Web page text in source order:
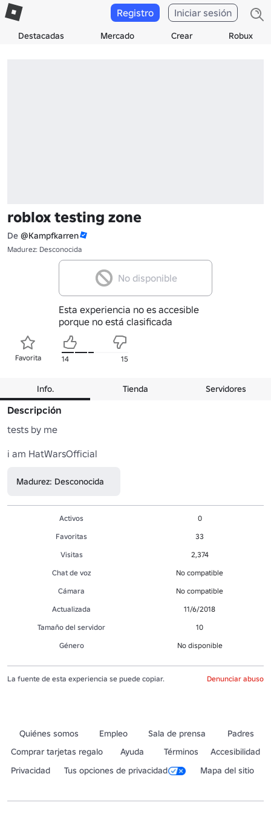
Destacadas Mercado Crear Robux
Registro Iniciar sesión
roblox testing zone
De @Kampfkarren
Madurez: Desconocida
No disponible
Esta experiencia no es accesible
porque no está clasificada
Favorita 14 15
Info. Tienda Servidores
Descripción
tests by me
i am HatWarsOfficial
Madurez: Desconocida
Activos
0
Favoritas
33
Visitas
2,374
Chat de voz
No compatible
Cámara
No compatible
Actualizada
11/6/2018
Tamaño del servidor
10
Género
No disponible
La fuente de esta experiencia se puede copiar. Denunciar abuso
Quiénes somos Empleo Sala de prensa
Padres
Comprar tarjetas regalo
Ayuda Términos
Accesibilidad
Privacidad
Tus opciones de privacidad Mapa del sitio